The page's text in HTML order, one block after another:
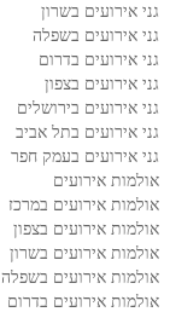
גני אירועים בשרון
גני אירועים בשפלה
גני אירועים בדרום
גני אירועים בצפון
גני אירועים בירושלים
גני אירועים בתל אביב
גני אירועים בעמק חפר
אולמות אירועים
אולמות אירועים במרכז
אולמות אירועים בצפון
אולמות אירועים בשרון
אולמות אירועים בשפלה
אולמות אירועים בדרום